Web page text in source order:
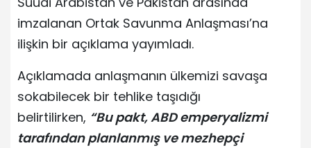
imzalanan Ortak Savunma Anlaşması’na
ilişkin bir açıklama yayımladı.
Açıklamada anlaşmanın ülkemizi savaşa
sokabilecek bir tehlike taşıdığı
belirtilirken, “Bu pakt, ABD emperyalizmi
tarafından planlanmış ve mezhepçi